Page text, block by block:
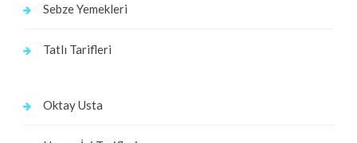
Sebze Yemekleri
Tatlı Tarifleri
Oktay Usta